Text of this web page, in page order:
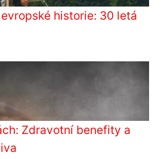
historie: 30 letá
Zdravotní benefity a